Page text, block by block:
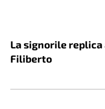
La signorile replica
Filiberto